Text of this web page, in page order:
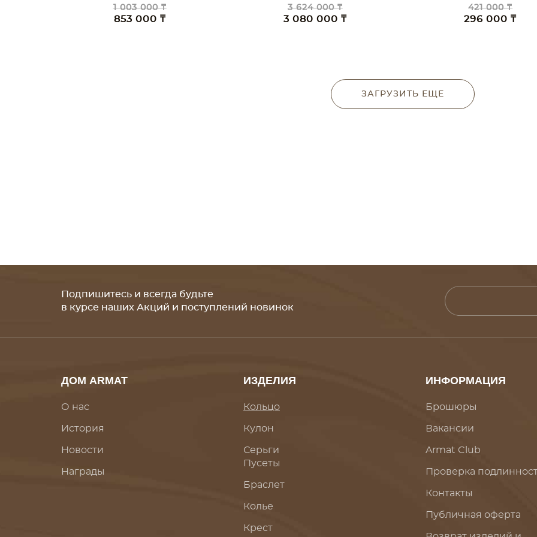
1 003 000 ₸
853 000 ₸
3 624 000 ₸
3 080 000 ₸
421 000 ₸
296 000 ₸
ЗАГРУЗИТЬ ЕЩЕ
Подпишитесь и всегда будьте
в курсе наших Акций и поступлений новинок
ДОМ ARMAT
О нас
История
Новости
Награды
ИЗДЕЛИЯ
Кольцо
Кулон
Серьги
Пусеты
Браслет
Колье
Крест
ИНФОРМАЦИЯ
Брошюры
Вакансии
Armat Club
Проверка
Контакты
Публичная оферта